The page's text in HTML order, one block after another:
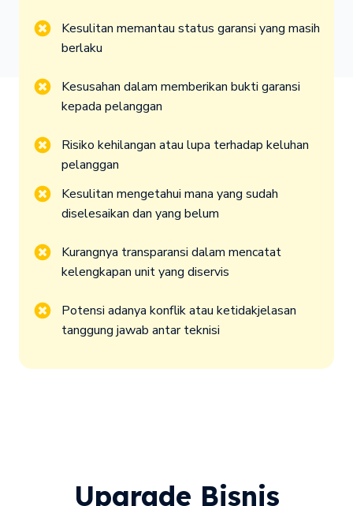
Kesulitan memantau status garansi yang masih
berlaku
Kesusahan dalam memberikan bukti garansi
kepada pelanggan
Risiko kehilangan atau lupa terhadap keluhan
pelanggan
Kesulitan mengetahui mana yang sudah
diselesaikan dan yang belum
Kurangnya transparansi dalam mencatat
kelengkapan unit yang diservis
Potensi adanya konflik atau ketidakjelasan
tanggung jawab antar teknisi
Upgrade Bisnis